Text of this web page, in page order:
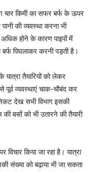
चार किमी का सफर बर्फ के ऊपर
की व्यवस्था करना भी
होने के कारण पाइपों में
पिघलाकर करनी पड़ती है।
तैयारियों को लेकर
पूर्व व्यवस्थाएं चाक-चौबंद कर
देख सभी विभाग इसकी
बसों को भी उतारने की तैयारी
किया जा रहा है। यात्रा
संख्या को बढ़ाया भी जा सकता